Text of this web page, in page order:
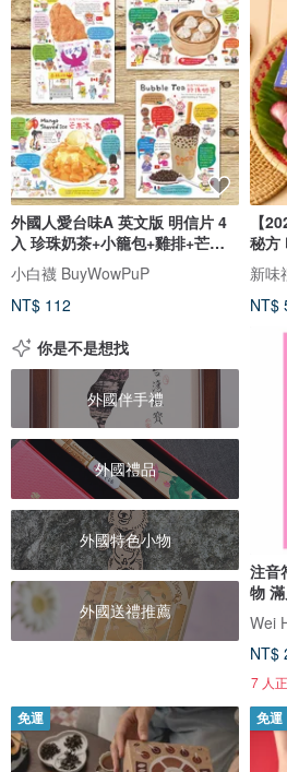
外國人愛台味A 英文版 明信片 4
入 珍珠奶茶+小籠包+雞排+芒果
冰
小白襪 BuyWowPuP
NT$ 112
【
新味
NT$
你是不是想找
外國伴手禮
外國禮品
外國特色小物
外國送禮推薦
注音
物
Wei
NT$
7 人
免運 免運